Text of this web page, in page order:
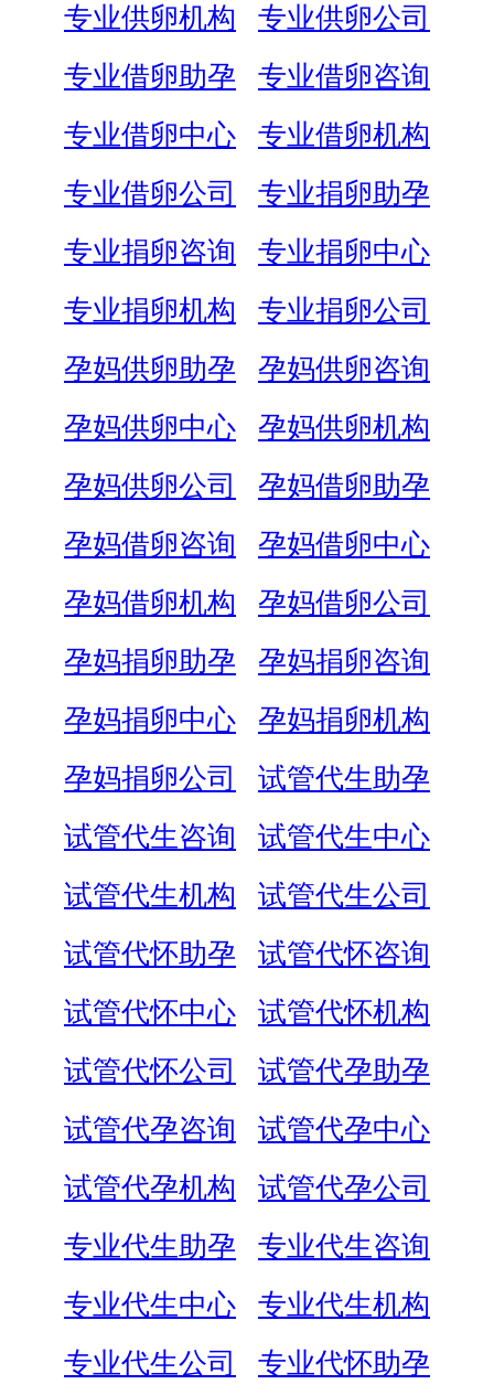
专业供卵机构
专业供卵公司
专业借卵助孕
专业借卵咨询
专业借卵中心
专业借卵机构
专业借卵公司
专业捐卵助孕
专业捐卵咨询
专业捐卵中心
专业捐卵机构
专业捐卵公司
孕妈供卵助孕
孕妈供卵咨询
孕妈供卵中心
孕妈供卵机构
孕妈供卵公司
孕妈借卵助孕
孕妈借卵咨询
孕妈借卵中心
孕妈借卵机构
孕妈借卵公司
孕妈捐卵助孕
孕妈捐卵咨询
孕妈捐卵中心
孕妈捐卵机构
孕妈捐卵公司
试管代生助孕
试管代生咨询
试管代生中心
试管代生机构
试管代生公司
试管代怀助孕
试管代怀咨询
试管代怀中心
试管代怀机构
试管代怀公司
试管代孕助孕
试管代孕咨询
试管代孕中心
试管代孕机构
试管代孕公司
专业代生助孕
专业代生咨询
专业代生中心
专业代生机构
专业代生公司
专业代怀助孕